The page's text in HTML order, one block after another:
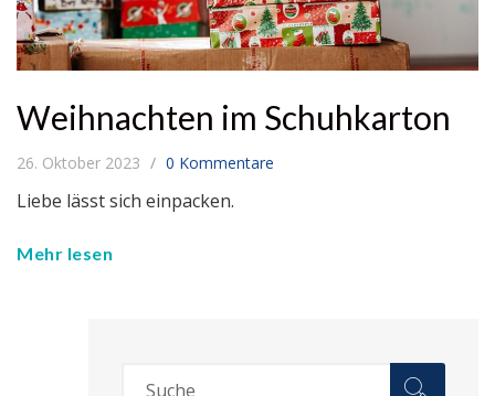
Weihnachten im Schuhkarton
26. Oktober 2023 0 Kommentare
Liebe lässt sich einpacken.
Mehr lesen